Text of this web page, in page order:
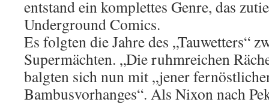
entstand ein komplettes Genre, das
Underground Comics.
Es folgten die Jahre des „Tauwetters“
Supermächten. „Die ruhmreichen
balgten sich nun mit „jener
Bambusvorhanges“. Als Nixon nach